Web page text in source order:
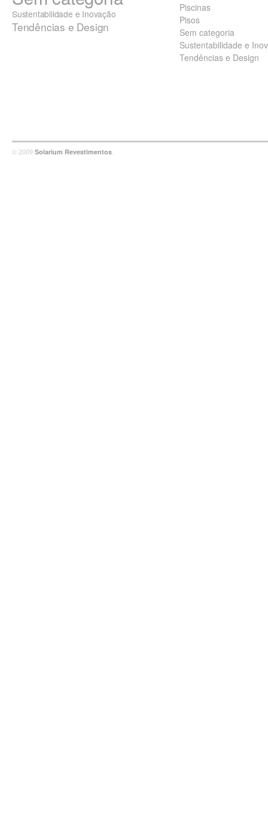
Sustentabilidade e Inovação
Tendências e Design
Piscinas
Pisos
Sem categoria
Sustentabilidade e
Tendências e Design
© 2009 Solarium Revestimentos